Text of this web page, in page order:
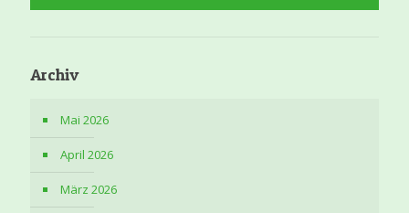
Archiv
Mai 2026
April 2026
März 2026